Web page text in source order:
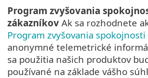
Program zvyšovania
zákazníkov Ak sa rozhodnete
Program zvyšovania
anonymné telemetrické
sa použitia našich produktov
používané na základe vášho